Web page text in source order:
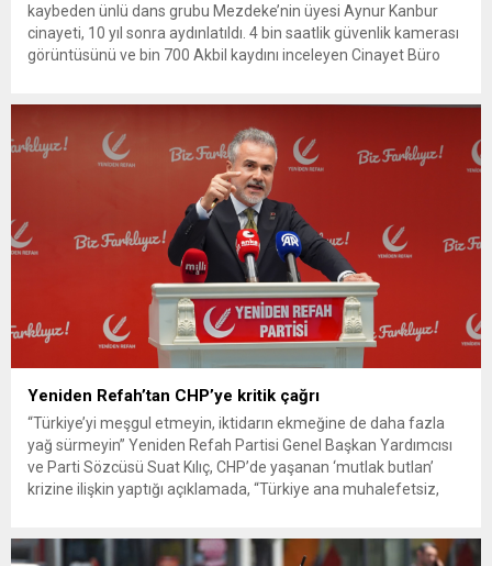
kaybeden ünlü dans grubu Mezdeke’nin üyesi Aynur Kanbur
cinayeti, 10 yıl sonra aydınlatıldı. 4 bin saatlik güvenlik kamerası
görüntüsünü ve bin 700 Akbil kaydını inceleyen Cinayet Büro
Yeniden Refah’tan CHP’ye kritik çağrı
“Türkiye’yi meşgul etmeyin, iktidarın ekmeğine de daha fazla
yağ sürmeyin” Yeniden Refah Partisi Genel Başkan Yardımcısı
ve Parti Sözcüsü Suat Kılıç, CHP’de yaşanan ‘mutlak butlan’
krizine ilişkin yaptığı açıklamada, “Türkiye ana muhalefetsiz,
olun. Türkiye’yi...